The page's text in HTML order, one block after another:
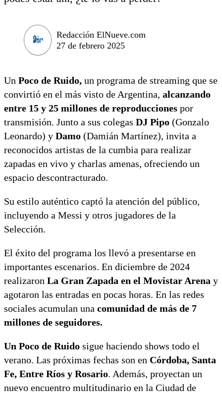
Redacción ElNueve.com
27 de febrero 2025
Un Poco de Ruido, un programa de streaming que se
convirtió en el más visto de Argentina, alcanzando
entre 15 y 25 millones de reproducciones por
transmisión. Junto a sus colegas DJ Pipo (Gonzalo
Leonardo) y Damo (Damián Martínez), invita a
reconocidos artistas de la cumbia para realizar
zapadas en vivo y charlas amenas, ofreciendo un
espacio descontracturado.
Su estilo auténtico captó la atención del público,
incluyendo a Messi y otros jugadores de la
Selección.
El éxito del programa los llevó a presentarse en
importantes escenarios. En diciembre de 2024
realizaron La Gran Zapada en el Movistar Arena y
agotaron las entradas en pocas horas. En las redes
sociales acumulan una comunidad de más de 7
millones de seguidores.
Un Poco de Ruido sigue haciendo shows todo el
verano. Las próximas fechas son en Córdoba, Santa
Fe, Entre Ríos y Rosario. Además, proyectan un
nuevo encuentro multitudinario en la Ciudad de